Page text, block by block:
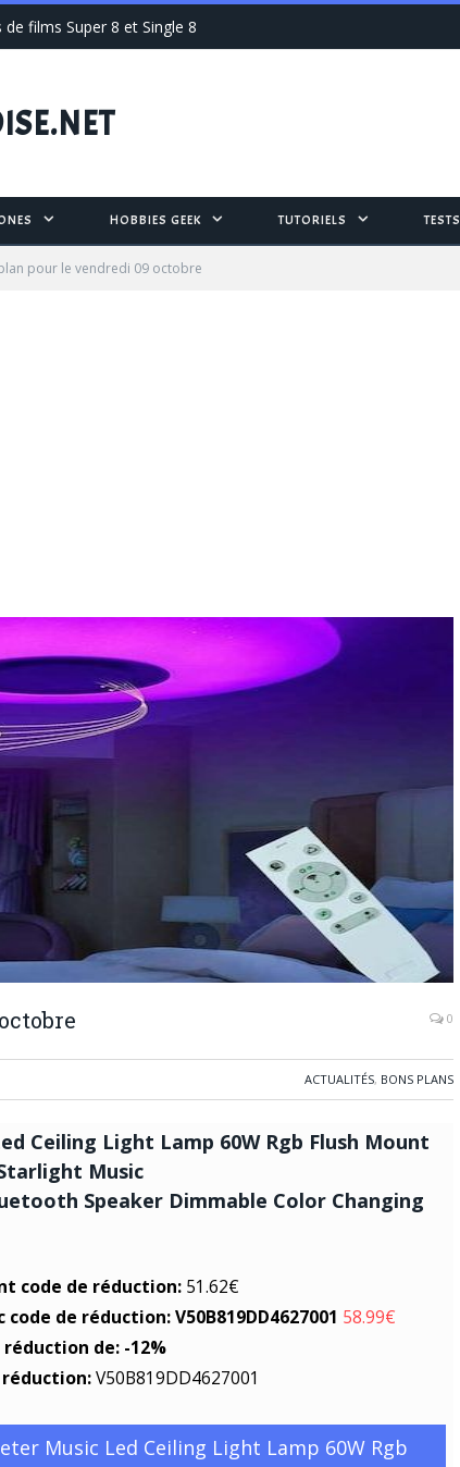
films Super 8 et Single 8
HOBBIES GEEK TUTORIELS TESTS
pour le vendredi 09 octobre
0
ACTUALITÉS, BONS PLANS
Ceiling Light Lamp 60W Rgb Flush Mount
Music
Speaker Dimmable Color Changing
code de réduction: 51.62€
code de réduction: V50B819DD4627001 58.99€
de: -12%
réduction:V50B819DD4627001
Music Led Ceiling Light Lamp 60W Rgb